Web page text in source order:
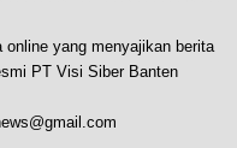
online yang menyajikan berita
PT Visi Siber Banten